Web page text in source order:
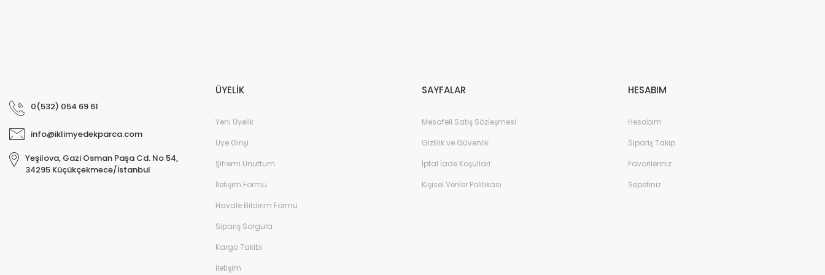
0(532) 054 69 61
info@iklimyedekparca.com
Yeşilova, Gazi Osman Paşa Cd. No 54,
34295 Küçükçekmece/İstanbul
ÜYELİK
Yeni Üyelik
Üye Girişi
Şifremi Unuttum
İletişim Formu
Havale Bildirim Formu
Sipariş Sorgula
Kargo Takibi
İletişim
SAYFALAR
Mesafeli Satış Sözleşmesi
Gizlilik ve Güvenlik
İptal İade Koşullari
Kişisel Veriler Politikası
HESABIM
Hesabım
Sipariş Takip
Favorileriniz
Sepetiniz